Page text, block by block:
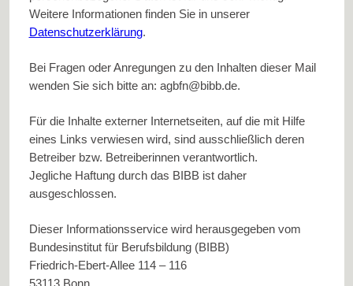
Weitere Informationen finden Sie in unserer
Datenschutzerklärung.
Bei Fragen oder Anregungen zu den Inhalten dieser Mail
wenden Sie sich bitte an: agbfn@bibb.de.
Für die Inhalte externer Internetseiten, auf die mit Hilfe
eines Links verwiesen wird, sind ausschließlich deren
Betreiber bzw. Betreiberinnen verantwortlich.
Jegliche Haftung durch das BIBB ist daher
ausgeschlossen.
Dieser Informationsservice wird herausgegeben vom
Bundesinstitut für Berufsbildung (BIBB)
Friedrich-Ebert-Allee 114 – 116
53113 Bonn